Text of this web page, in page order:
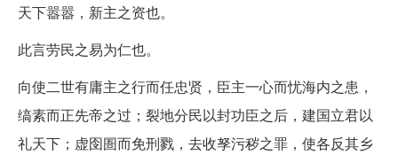
天下嚣嚣，新主之资也。
此言劳民之易为仁也。
向使二世有庸主之行而任忠贤，臣主一心而忧海内之患，
缟素而正先帝之过；裂地分民以封功臣之后，建国立君以
礼天下；虚囹圄而免刑戮，去收孥污秽之罪，使各反其乡